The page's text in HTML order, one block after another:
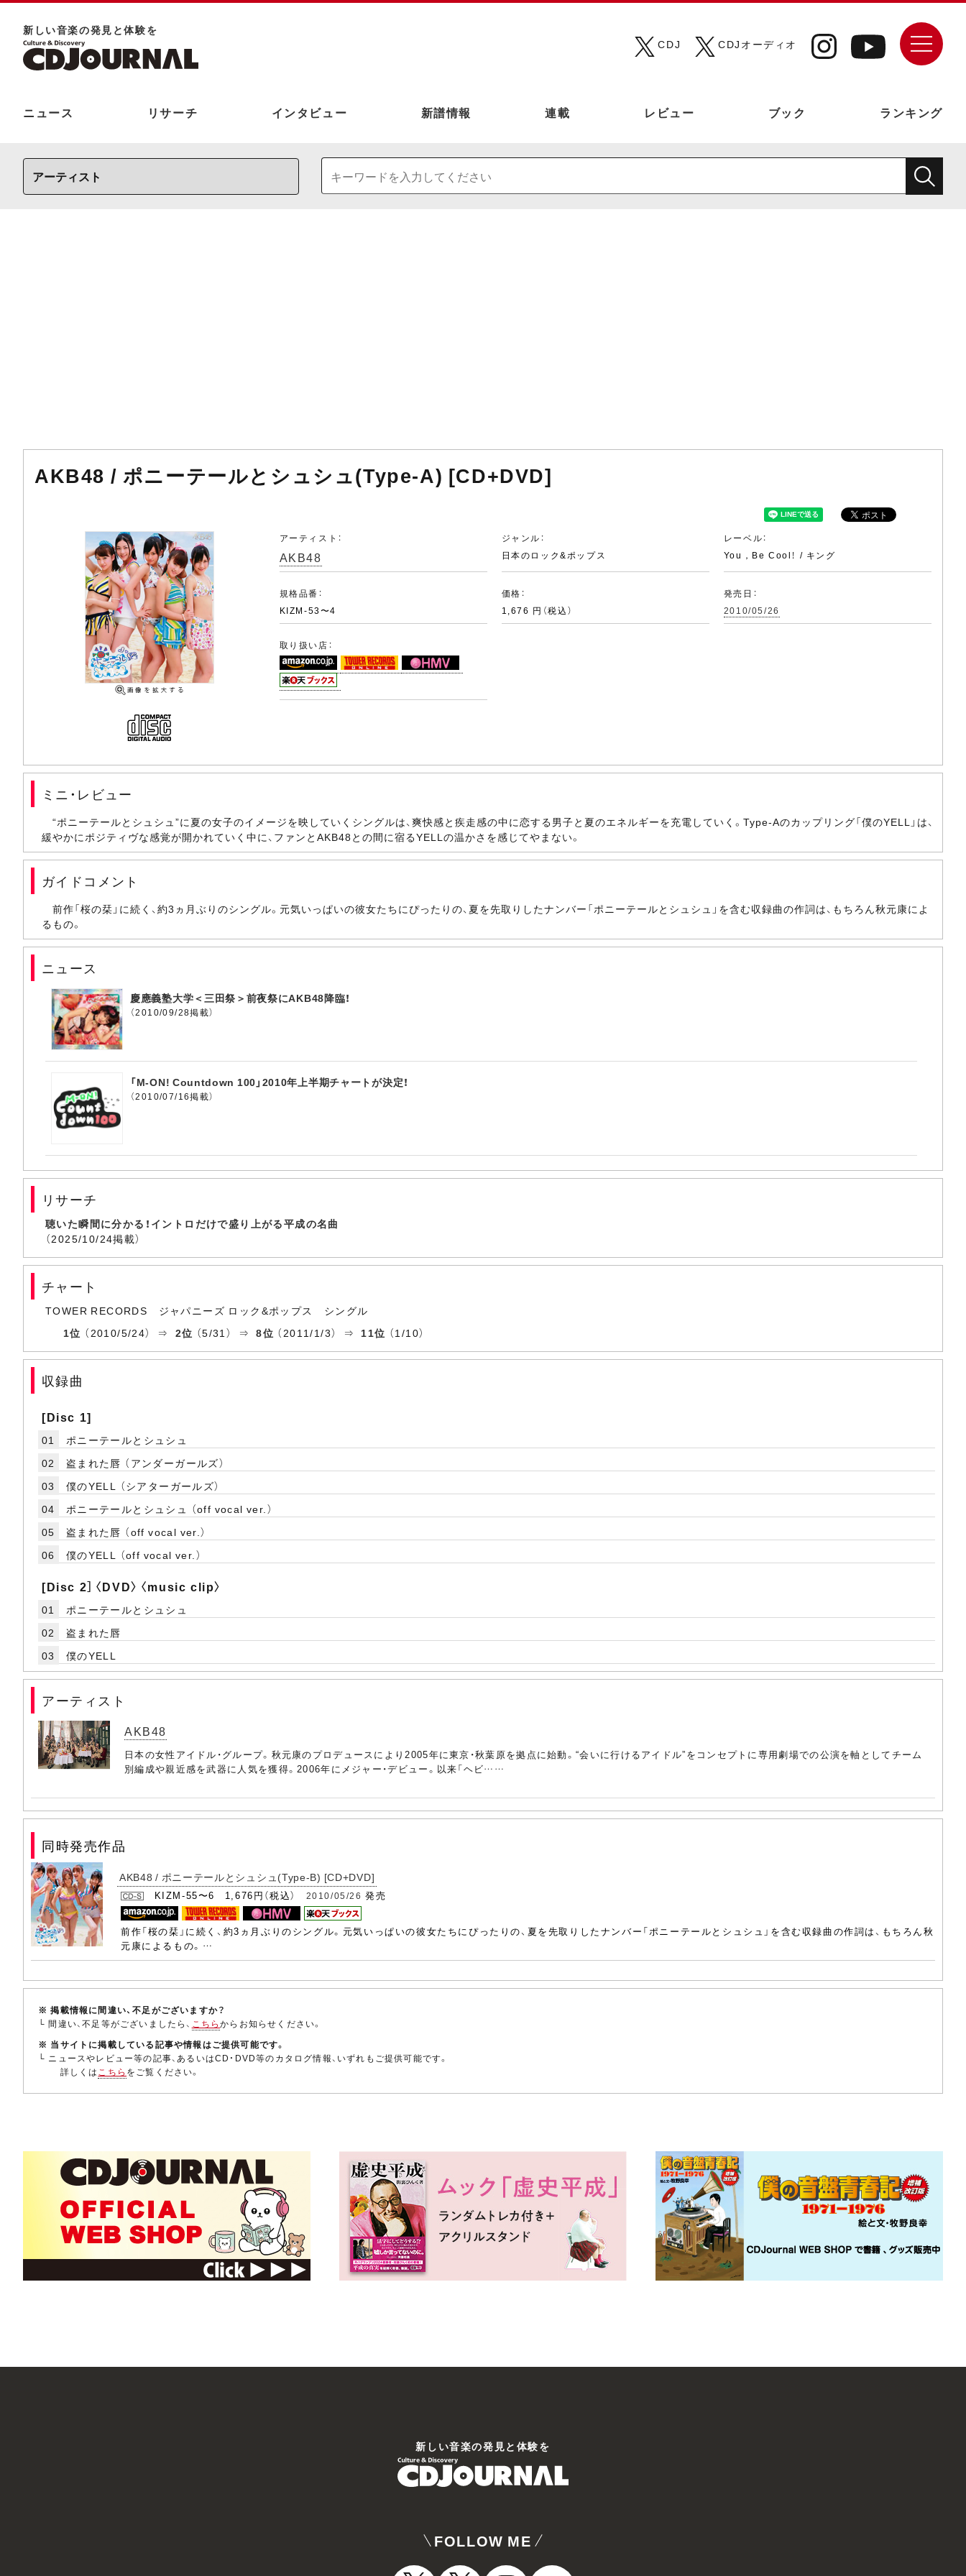
新しい⾳楽の発⾒と体験を
CDJ
CDJオーディオ
ニュース リサーチ インタビュー 新譜情報 連載 レビュー ブック ランキング
AKB48 / ポニーテールとシュシュ(Type-A) [CD+DVD]
アーティスト：
AKB48
ジャンル：
日本のロック&ポップス
レーベル：
You，Be Cool！ / キング
規格品番：
KIZM-53〜4
価格：
1,676 円（税込）
発売日：
2010/05/26
取り扱い店：
ミニ・レビュー
“ポニーテールとシュシュ”に夏の女子のイメージを映していくシングルは、爽快感と疾走感の中に恋する男子と夏のエネルギーを充電していく。Type-Aのカップリング「僕のYELL」は、
緩やかにポジティヴな感覚が開かれていく中に、ファンとAKB48との間に宿るYELLの温かさを感じてやまない。
ガイドコメント
前作「桜の栞」に続く、約3ヵ月ぶりのシングル。元気いっぱいの彼女たちにぴったりの、夏を先取りしたナンバー「ポニーテールとシュシュ」を含む収録曲の作詞は、もちろん秋元康によ
るもの。
ニュース
慶應義塾大学＜三田祭＞前夜祭にAKB48降臨！
（2010/09/28掲載）
「M-ON! Countdown 100」2010年上半期チャートが決定！
（2010/07/16掲載）
リサーチ
聴いた瞬間に分かる！イントロだけで盛り上がる平成の名曲
（2025/10/24掲載）
チャート
TOWER RECORDS ジャパニーズ ロック&ポップス シングル
1位 （2010/5/24） ⇒ 2位 （5/31） ⇒8位 （2011/1/3） ⇒ 11位 （1/10）
収録曲
[Disc 1]
01
ポニーテールとシュシュ
02
盗まれた唇 （アンダーガールズ）
03
僕のYELL （シアターガールズ）
04
ポニーテールとシュシュ （off vocal ver.）
05
盗まれた唇 （off vocal ver.）
06
僕のYELL （off vocal ver.）
[Disc 2］〈DVD〉〈music clip〉
01
ポニーテールとシュシュ
02
盗まれた唇
03
僕のYELL
アーティスト
AKB48
日本の女性アイドル・グループ。秋元康のプロデュースにより2005年に東京・秋葉原を拠点に始動。“会いに行けるアイドル”をコンセプトに専用劇場での公演を軸としてチーム
別編成や親近感を武器に人気を獲得。2006年にメジャー・デビュー。以来「ヘビ……
同時発売作品
AKB48 / ポニーテールとシュシュ(Type-B) [CD+DVD]
KIZM-55〜6 1,676円（税込） 2010/05/26 発売
前作「桜の栞」に続く、約3ヵ月ぶりのシングル。元気いっぱいの彼女たちにぴったりの、夏を先取りしたナンバー「ポニーテールとシュシュ」を含む収録曲の作詞は、もちろん秋
元康によるもの。…
※ 掲載情報に間違い、不足がございますか？
└ 間違い、不足等がございましたら、 こちらからお知らせください。
※ 当サイトに掲載している記事や情報はご提供可能です。
└ ニュースやレビュー等の記事、あるいはCD・DVD等のカタログ情報、いずれもご提供可能です。
詳しくはこちら をご覧ください。
新しい⾳楽の発⾒と体験を
FOLLOW ME